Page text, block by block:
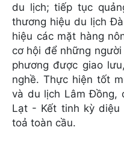
du lịch; tiếp tục
thương hiệu du lịch
hiệu các mặt hàng
cơ hội để những
phương được giao
nghề. Thực hiện tốt
và du lịch Lâm Đồng,
Lạt - Kết tinh kỳ diệu
toả toàn cầu.